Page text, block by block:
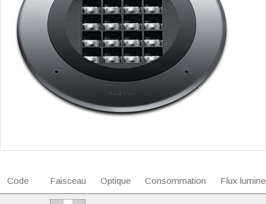
Code Faisceau Optique Consommation Flux